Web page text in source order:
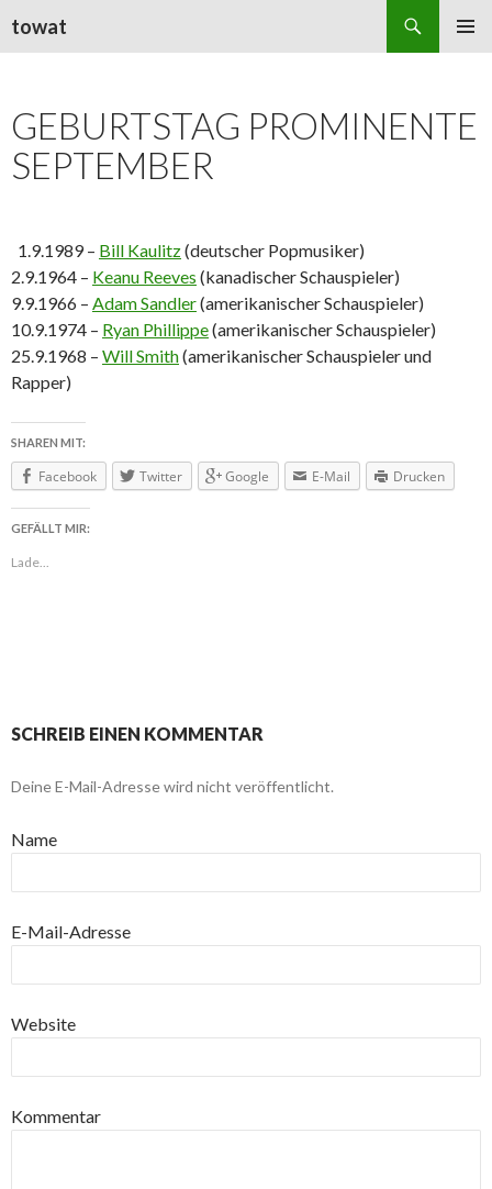
towat
GEBURTSTAG PROMINENTE
SEPTEMBER
1.9.1989 – Bill Kaulitz(deutscher Popmusiker)
2.9.1964 – Keanu Reeves (kanadischer Schauspieler)
9.9.1966 – Adam Sandler(amerikanischer Schauspieler)
10.9.1974 – Ryan Phillippe(amerikanischer Schauspieler)
25.9.1968 – Will Smith(amerikanischer Schauspieler und
Rapper)
SHAREN MIT:
Facebook Twitter Google E-Mail Drucken
GEFÄLLT MIR:
Lade...
SCHREIB EINEN KOMMENTAR
Deine E-Mail-Adresse wird nicht veröffentlicht.
Name
E-Mail-Adresse
Website
Kommentar